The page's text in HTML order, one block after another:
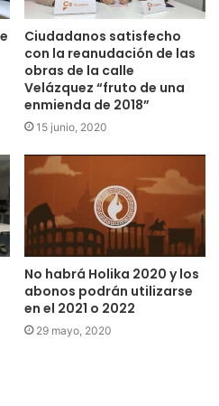
Ciudadanos satisfecho
con la reanudación de las
obras de la calle
Velázquez “fruto de una
enmienda de 2018”
15 junio, 2020
No habrá Holika 2020 y los
abonos podrán utilizarse
en el 2021 o 2022
29 mayo, 2020